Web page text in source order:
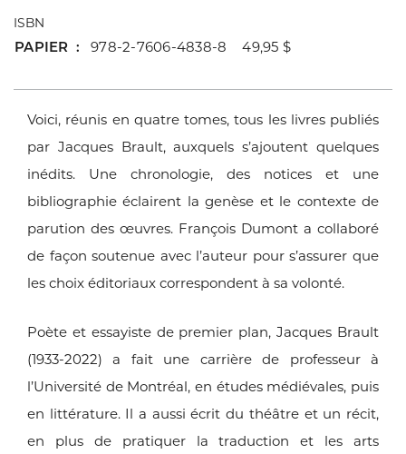
ISBN
PAPIER 978-2-7606-4838-8 49,95 $
Voici, réunis en quatre tomes, tous les livres publiés
par Jacques Brault, auxquels s’ajoutent quelques
inédits. Une chronologie, des notices et une
bibliographie éclairent la genèse et le contexte de
parution des œuvres. François Dumont a collaboré
de façonsoutenue avec l’auteur pour s’assurer que
les choix éditoriaux correspondent à sa volonté.
Poète et essayiste de premier plan, Jacques Brault
(1933-2022)a fait une carrière de professeur à
l’Université de Montréal, en études médiévales, puis
en littérature. Il a aussi écrit du théâtre et un récit,
en plus de pratiquer la traduction et les arts